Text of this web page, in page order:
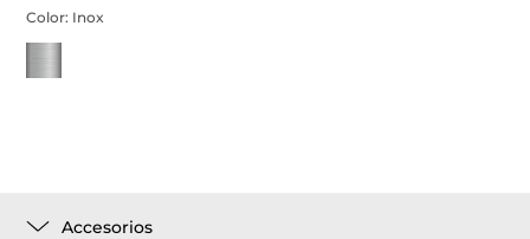
Color: Inox
Accesorios